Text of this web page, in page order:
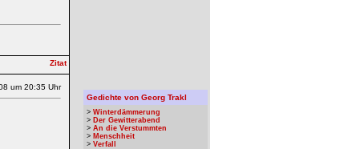
um 20:35 Uhr
Gedichte von Georg Trakl
> Winterdämmerung
> Der Gewitterabend
> An die Verstummten
> Menschheit
> Verfall